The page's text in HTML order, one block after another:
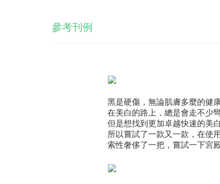
參考刊例
黑是硬傷，無論肌膚多麼的健
在美白的路上，總是會走不少
但是想找到更加卓越快速的美
所以嘗試了一款又一款，在使
索性奢侈了一把，嘗試一下宮